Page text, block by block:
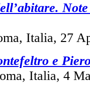
Italia, 27
e
Italia, 4